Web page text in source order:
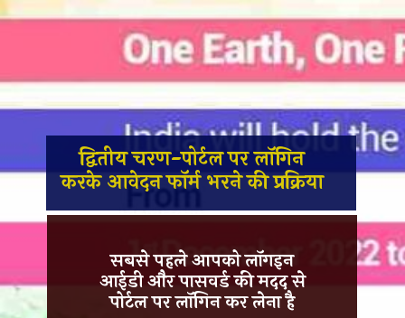
द्वितीय चरण-पोर्टल पर लॉगिन
करके आवेदन फॉर्म भरने की प्रक्रिया
सबसे पहले आपको लॉगइन
आईडी और पासवर्ड की मदद से
पोर्टल परलॉगिनकर लेना है